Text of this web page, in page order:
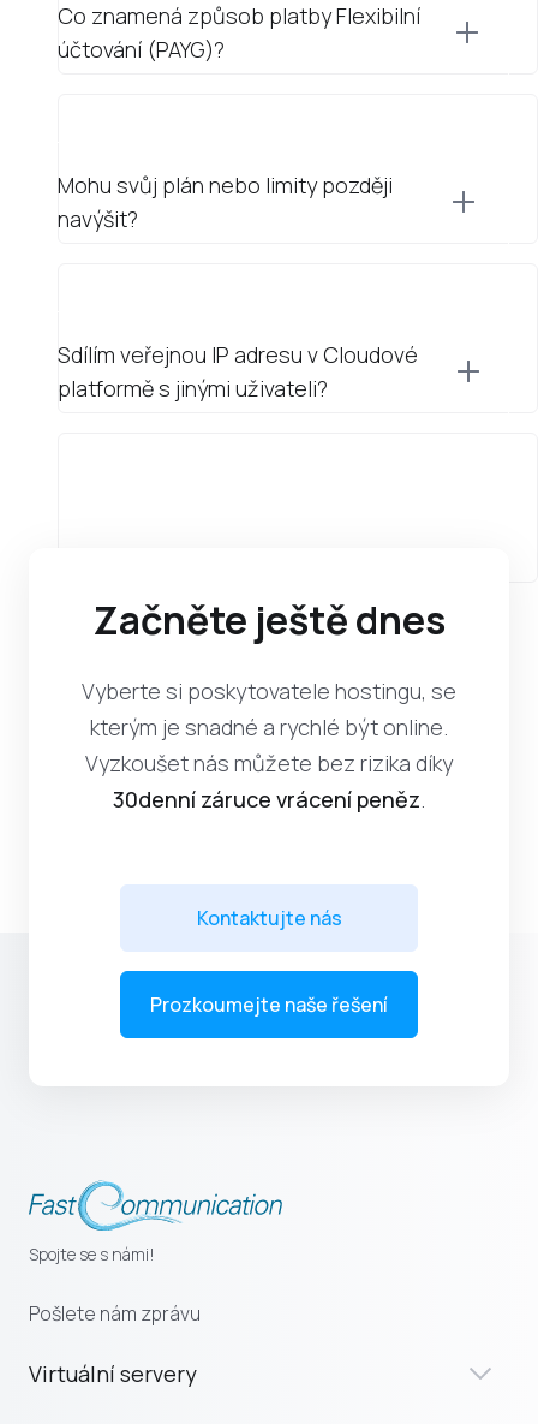
Co znamená způsob platby Flexibilní
účtování (PAYG)?
Mohu svůj plán nebo limity později
navýšit?
Sdílím veřejnou IP adresu v Cloudové
platformě s jinými uživateli?
Začněte ještě dnes
Vyberte si poskytovatele hostingu, se
kterým je snadné a rychlé být online.
Vyzkoušet nás můžete bez rizika díky
30denní záruce vrácení peněz.
Prozkoumejte naše řešení
Kontaktujte nás
Spojte se s námi!
Pošlete nám zprávu
Virtuální servery